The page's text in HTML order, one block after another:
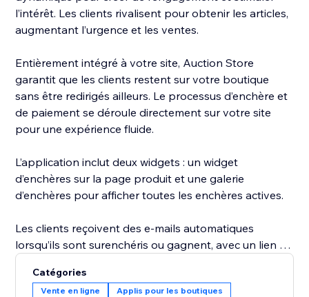
l’intérêt. Les clients rivalisent pour obtenir les articles,
augmentant l’urgence et les ventes.
Entièrement intégré à votre site, Auction Store
garantit que les clients restent sur votre boutique
sans être redirigés ailleurs. Le processus d’enchère et
de paiement se déroule directement sur votre site
pour une expérience fluide.
L’application inclut deux widgets : un widget
d’enchères sur la page produit et une galerie
d’enchères pour afficher toutes les enchères actives.
Les clients reçoivent des e-mails automatiques
lorsqu’ils sont surenchéris ou gagnent, avec un lien de
et analysez les revenus depuis votre tableau de bord.
Catégories
Vente en ligne Applis pour les boutiques